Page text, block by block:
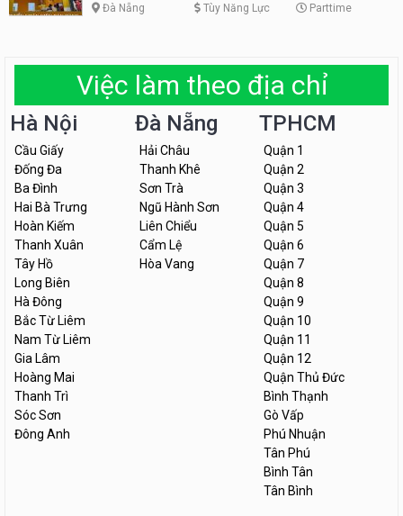
Đà Nẵng Tùy Năng Lực Parttime
Việc làm theo địa chỉ
Hà Nội
Cầu Giấy
Đống Đa
Ba Đình
Hai Bà Trưng
Hoàn Kiếm
Thanh Xuân
Tây Hồ
Long Biên
Hà Đông
Bắc Từ Liêm
Nam Từ Liêm
Gia Lâm
Hoàng Mai
Thanh Trì
Sóc Sơn
Đông Anh
Đà Nẵng
Hải Châu
Thanh Khê
Sơn Trà
Ngũ Hành Sơn
Liên Chiểu
Cẩm Lệ
Hòa Vang
TPHCM
Quận 1
Quận 2
Quận 3
Quận 4
Quận 5
Quận 6
Quận 7
Quận 8
Quận 9
Quận 10
Quận 11
Quận 12
Quận Thủ Đức
Bình Thạnh
Gò Vấp
Phú Nhuận
Tân Phú
Bình Tân
Tân Bình